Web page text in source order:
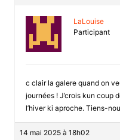
LaLouise
Participant
c clair la galere quand on
journées ! J’crois kun coup
l’hiver ki aproche. Tiens-
14 mai 2025 à 18h02